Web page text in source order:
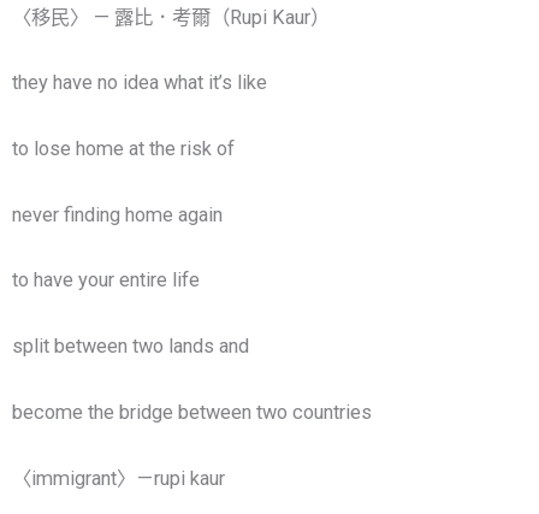
〈移民〉 — 露比．考爾（Rupi Kaur）
they have no idea what it’s like
to lose home at the risk of
never finding home again
to have your entire life
split between two lands and
become the bridge between two countries
〈immigrant〉 — rupi kaur